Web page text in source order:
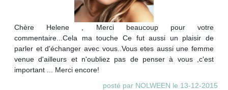
Chère Helene , Merci beaucoup pour votre
commentaire...Cela ma touche Ce fut aussi un plaisir de
parler et d'échanger avec vous..Vous etes aussi une femme
venue d'ailleurs et n'oubliez pas de penser à vous ,c'est
important ... Merci encore!
posté par NOLWEEN le 13-12-2015